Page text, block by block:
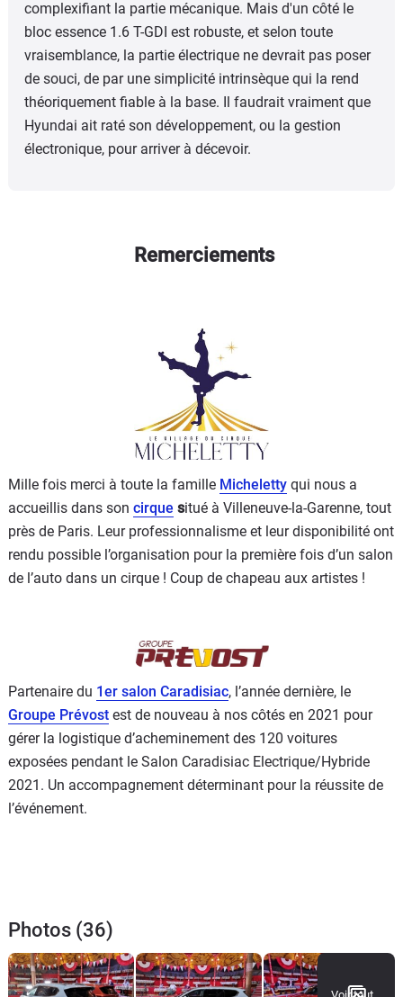
complexifiant la partie mécanique. Mais d'un côté le
bloc essence 1.6 T-GDI est robuste, et selon toute
vraisemblance, la partie électrique ne devrait pas poser
de souci, de par une simplicité intrinsèque qui la rend
théoriquement fiable à la base. Il faudrait vraiment que
Hyundai ait raté son développement, ou la gestion
électronique, pour arriver à décevoir.
Remerciements
Mille fois merci à toute la famille Micheletty qui nous a
accueillis dans son cirque situé à Villeneuve-la-Garenne, tout
près de Paris. Leur professionnalisme et leur disponibilité ont
rendu possible l’organisation pour la première fois d’un salon
de l’auto dans un cirque ! Coup de chapeau aux artistes !
Partenaire du 1er salon Caradisiac, l’année dernière, le
Groupe Prévost est de nouveau à nos côtés en 2021 pour
gérer la logistique d’acheminement des 120 voitures
exposées pendant le Salon Caradisiac Electrique/Hybride
2021. Un accompagnement déterminant pour la réussite de
l’événement.
Photos (36)